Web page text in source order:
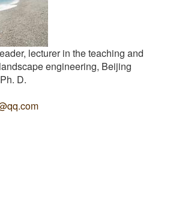
lecturer in the teaching and
engineering, Beijing
D.